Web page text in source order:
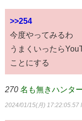
>>254
今度やってみるわ
うまくいったら
ことにする
270 名も無きハンタ
2024/01/15(月) 17:22:05.57